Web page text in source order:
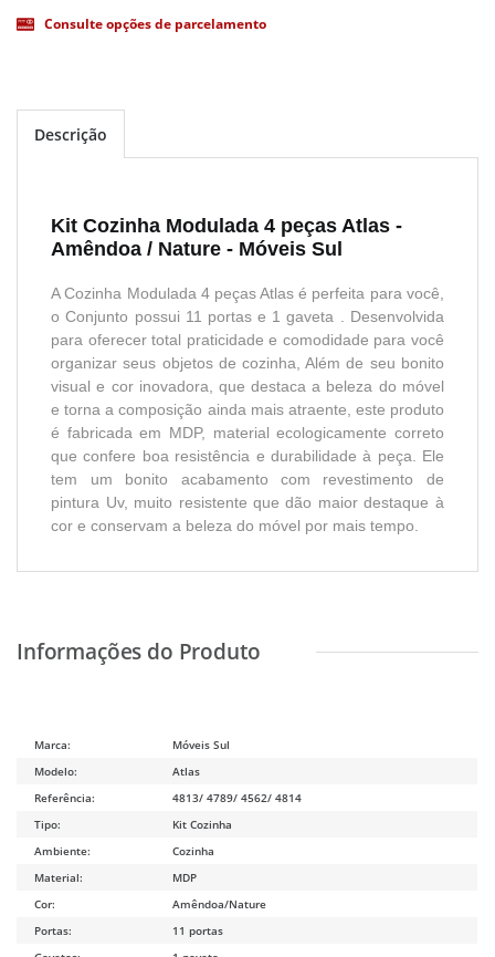
Consulte opções de parcelamento
Descrição
Kit Cozinha Modulada 4 peças Atlas -
Amêndoa / Nature - Móveis Sul
A Cozinha Modulada 4 peças Atlas é perfeita para você,
o Conjunto possui 11 portas e 1 gaveta . Desenvolvida
para oferecer total praticidade e comodidade para você
organizar seus objetos de cozinha, Além de seu bonito
visual e cor inovadora, que destaca a beleza do móvel
e torna a composição ainda mais atraente, este produto
é fabricada em MDP, material ecologicamente correto
que confere boa resistência e durabilidade à peça. Ele
tem um bonito acabamento com revestimento de
pintura Uv, muito resistente que dão maior destaque à
cor e conservam a beleza do móvel por mais tempo.
Marca:
Móveis Sul
Modelo:
Atlas
Referência:
4813/ 4789/ 4562/ 4814
Tipo:
Kit Cozinha
Ambiente:
Cozinha
Material:
MDP
Cor:
Amêndoa/Nature
Portas:
11 portas